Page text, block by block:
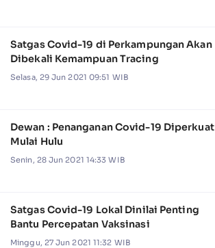
Satgas Covid-19 di Perkampungan Akan
Dibekali Kemampuan Tracing
Selasa, 29 Jun 2021 09:51 WIB
Dewan : Penanganan Covid-19 Diperkuat
Mulai Hulu
Senin, 28 Jun 2021 14:33 WIB
Satgas Covid-19 Lokal Dinilai Penting
Bantu Percepatan Vaksinasi
Minggu, 27 Jun 2021 11:32 WIB